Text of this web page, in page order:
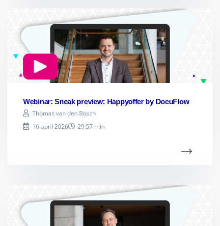
Webinar: Sneak preview: Happyoffer by DocuFlow
Thomas van den Bosch
16 april 2026
29:57 min